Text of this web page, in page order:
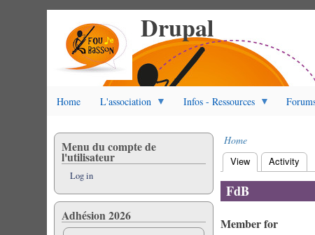
Drupal
Home L'association Infos - Ressources
Breadcrumb
Home
Primary
tabs
View (active tab)
Activity
FdB
Member for
Menu du compte de
l'utilisateur
Log in
Adhésion 2026